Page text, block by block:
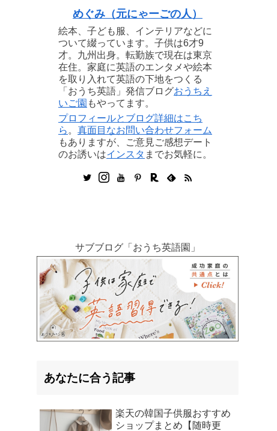
めぐみ（元にゃーごの人）
絵本、子ども服、インテリアなどに
ついて綴っています。子供は6才9
才。九州出身。転勤族で現在は東京
在住。家庭に英語のエンタメや絵本
を取り入れて英語の下地をつくる
「おうち英語」発信ブログおうちえ
いご園 もやってます。
プロフィールとブログ詳細はこち
ら 。 真面目なお問い合わせフォーム
もありますが、ご意見ご感想デート
のお誘いはインスタ までお気軽に。
サブブログ「おうち英語園」
あなたに合う記事
楽天の韓国子供服おすすめ
ショップまとめ【随時更